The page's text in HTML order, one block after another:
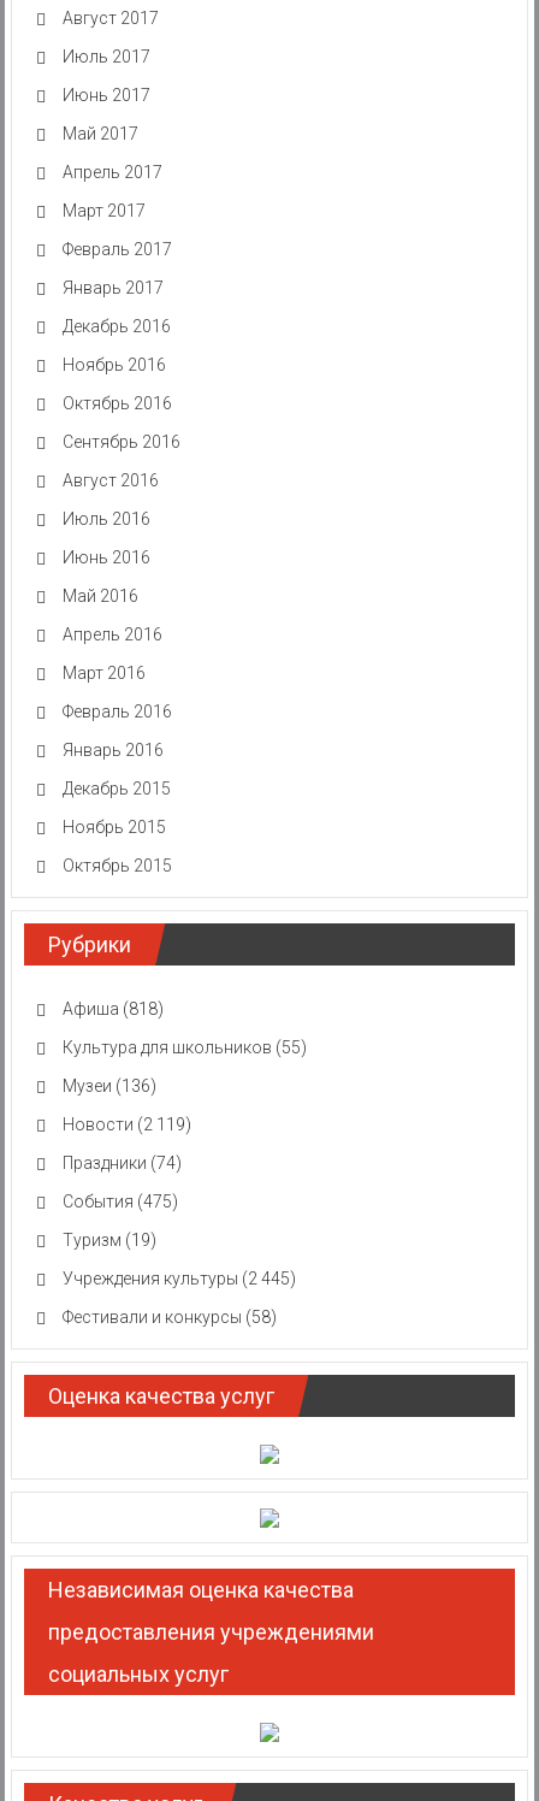
Август 2017
Июль 2017
Июнь 2017
Май 2017
Апрель 2017
Март 2017
Февраль 2017
Январь 2017
Декабрь 2016
Ноябрь 2016
Октябрь 2016
Сентябрь 2016
Август 2016
Июль 2016
Июнь 2016
Май 2016
Апрель 2016
Март 2016
Февраль 2016
Январь 2016
Декабрь 2015
Ноябрь 2015
Октябрь 2015
Рубрики
Афиша (818)
Культура для школьников (55)
Музеи (136)
Новости (2 119)
Праздники (74)
События (475)
Туризм (19)
Учреждения культуры (2 445)
Фестивали и конкурсы (58)
Оценка качества услуг
Независимая оценка качества
предоставления учреждениями
социальных услуг